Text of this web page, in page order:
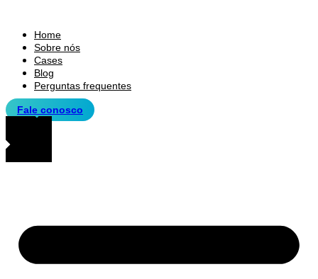
Home
Sobre nós
Cases
Blog
Perguntas frequentes
Fale conosco